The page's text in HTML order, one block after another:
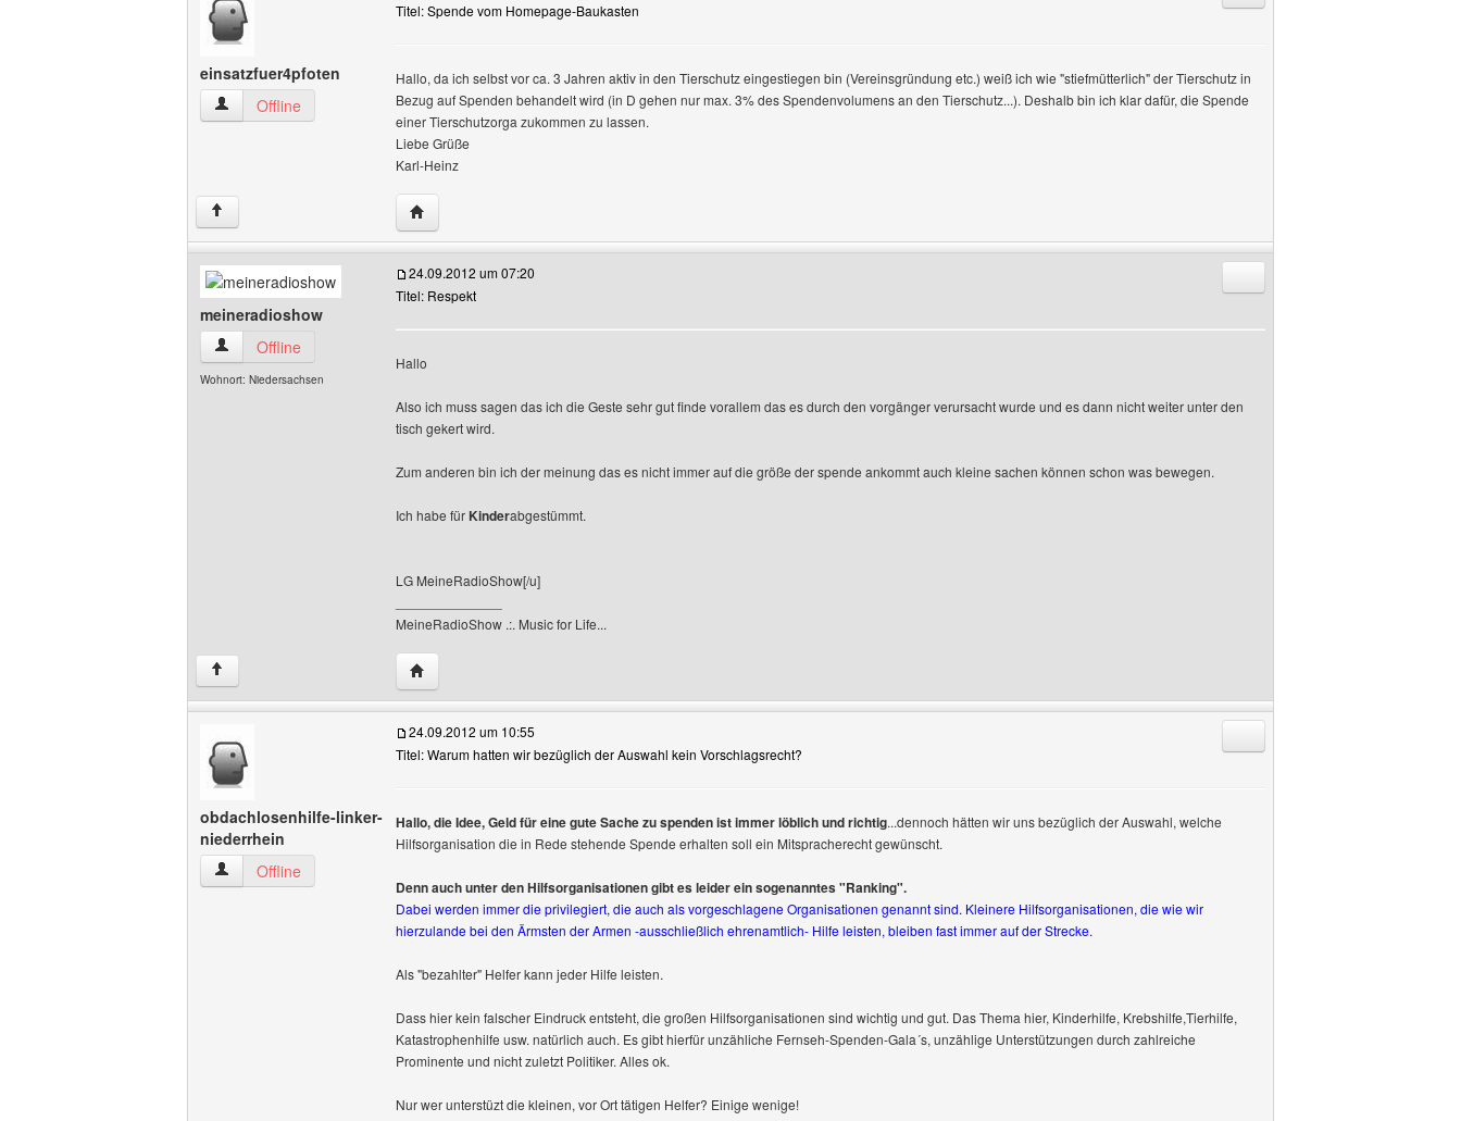
einsatzfuer4pfoten
einsatzfuer4pfoten Benutzer-Profile anzeigen
Offline
Titel: Spende vom Homepage-Baukasten
Hallo, da ich selbst vor ca. 3 Jahren aktiv in den Tierschutz eingestiegen bin (Vereinsgründung etc.) weiß ich wie "stiefmütterlich" der Tierschutz in
Bezug auf Spenden behandelt wird (in D gehen nur max. 3% des Spendenvolumens an den Tierschutz...). Deshalb bin ich klar dafür, die Spende
einer Tierschutzorga zukommen zu lassen.
Liebe Grüße
Karl-Heinz
↑ Website dieses Benutzers besuchen: einsatzfuer4pfoten
meineradioshow
meineradioshow Benutzer-Profile anzeigen
Offline
Wohnort: Niedersachsen
24.09.2012 um 07:20
Titel: Respekt
Hallo
Also ich muss sagen das ich die Geste sehr gut finde vorallem das es durch den vorgänger verursacht wurde und es dann nicht weiter unter den
tisch gekert wird.
Zum anderen bin ich der meinung das es nicht immer auf die größe der spende ankommt auch kleine sachen können schon was bewegen.
Ich habe für Kinderabgestümmt.
LG MeineRadioShow[/u]
MeineRadioShow .:. Music for Life...
↑ Website dieses Benutzers besuchen: meineradioshow
obdachlosenhilfe-linker-
niederrhein
obdachlosenhilfe-linker-niederrhein Benutzer-Profile anzeigen
Offline
24.09.2012 um 10:55
Titel: Warum hatten wir bezüglich der Auswahl kein Vorschlagsrecht?
Hallo, die Idee, Geld für eine gute Sache zu spenden ist immer löblich und richtig...dennoch hätten wir uns bezüglich der Auswahl, welche
Hilfsorganisation die in Rede stehende Spende erhalten soll ein Mitspracherecht gewünscht.
Denn auch unter den Hilfsorganisationen gibt es leider ein sogenanntes "Ranking".
Dabei werden immer die privilegiert, die auch als vorgeschlagene Organisationen genannt sind. Kleinere Hilfsorganisationen, die wie wir
hierzulande bei den Ärmsten der Armen -ausschließlich ehrenamtlich- Hilfe leisten, bleiben fast immer auf der Strecke.
Als "bezahlter" Helfer kann jeder Hilfe leisten.
Dass hier kein falscher Eindruck entsteht, die großen Hilfsorganisationen sind wichtig und gut. Das Thema hier, Kinderhilfe, Krebshilfe,Tierhilfe,
Katastrophenhilfe usw. natürlich auch. Es gibt hierfür unzähliche Fernseh-Spenden-Gala´s, unzählige Unterstützungen durch zahlreiche
Prominente und nicht zuletzt Politiker. Alles ok.
Nur wer unterstüzt die kleinen, vor Ort tätigen Helfer? Einige wenige!